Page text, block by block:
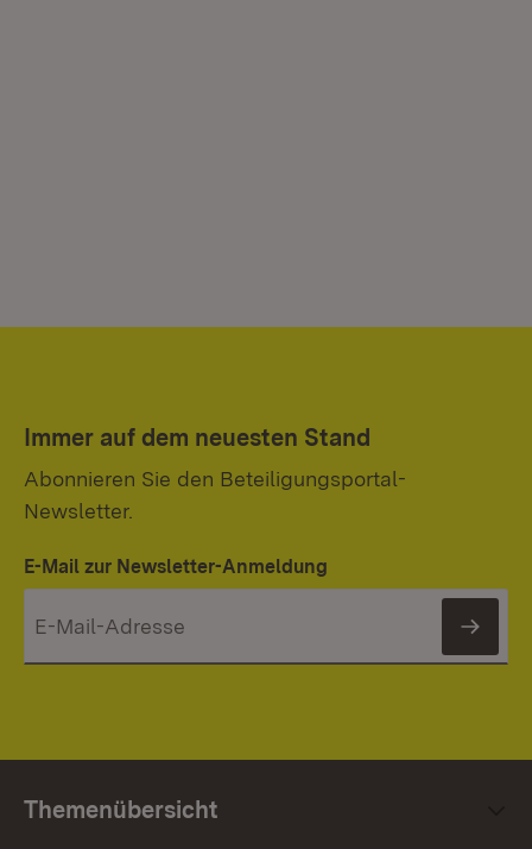
Immer auf dem neuesten Stand
Abonnieren Sie den Beteiligungsportal-
Newsletter.
E-Mail zur Newsletter-Anmeldung
Themenübersicht